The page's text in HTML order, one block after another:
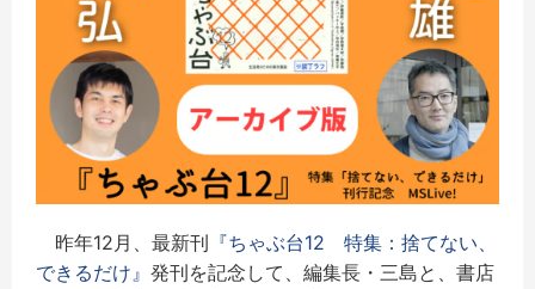
昨年12月、最新刊 『ちゃぶ台12 特集：捨てない、
できるだけ』 発刊を記念して、編集長・三島と、書店